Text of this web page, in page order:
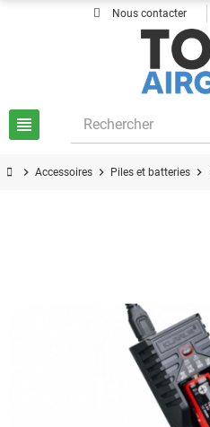
Nous contacter
view_headline
chevron_right Accessoires chevron_right Piles et batteries chevron_right